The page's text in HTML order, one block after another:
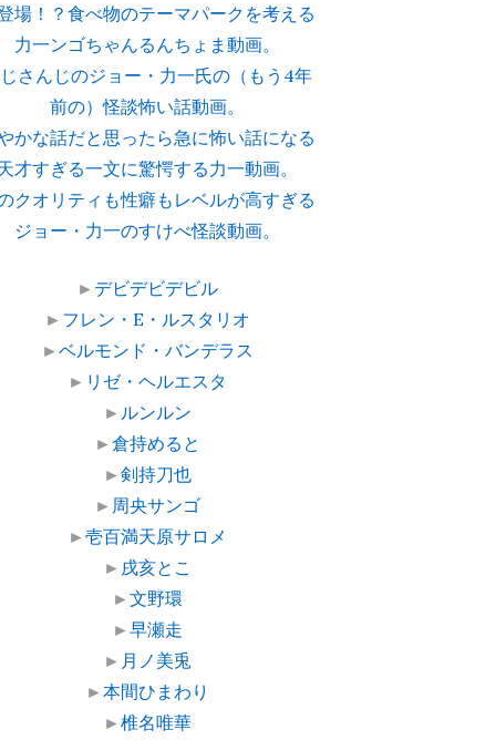
場！？食べ物のテーマパークを考える
力一ンゴちゃんるんちょま動画。
さんじのジョー・力一氏の（もう4年
前の）怪談怖い話動画。
かな話だと思ったら急に怖い話になる
才すぎる一文に驚愕する力一動画。
クオリティも性癖もレベルが高すぎる
ジョー・力一のすけべ怪談動画。
► デビデビデビル
► フレン・E・ルスタリオ
►ベルモンド・バンデラス
► リゼ・ヘルエスタ
► ルンルン
►倉持めると
►剣持刀也
► 周央サンゴ
►壱百満天原サロメ
► 戌亥とこ
►文野環
►早瀬走
► 月ノ美兎
►本間ひまわり
►椎名唯華